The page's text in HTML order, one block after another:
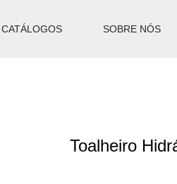
CATÁLOGOS SOBRE NÓS
Toalheiro